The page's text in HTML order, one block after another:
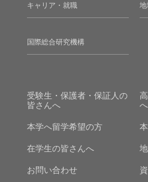
キャリア・就職 地
国際総合研究機構
受験生・保護者・保証人の
皆さんへ
へ
本学へ留学希望の方
在学生の皆さんへ
お問い合わせ